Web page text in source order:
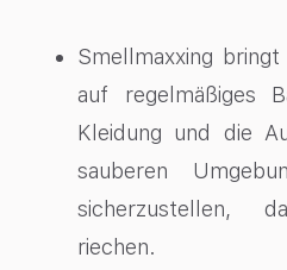
Smellmaxxing
auf regelmäßiges
Kleidung und die
sauberen
sicherzustellen,
riechen.